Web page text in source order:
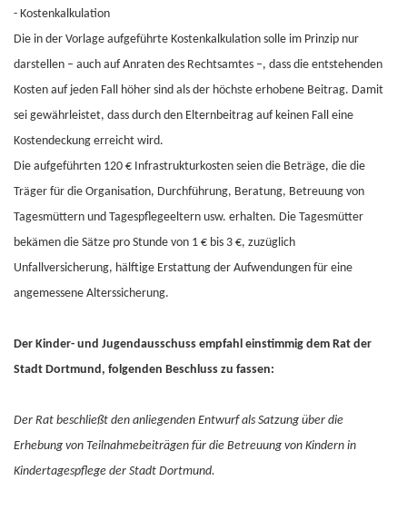
- Kostenkalkulation
Die in der Vorlage aufgeführte Kostenkalkulation solle im Prinzip nur
darstellen – auch auf Anraten des Rechtsamtes –, dass die entstehenden
Kosten auf jeden Fall höher sind als der höchste erhobene Beitrag. Damit
sei gewährleistet, dass durch den Elternbeitrag auf keinen Fall eine
Kostendeckung erreicht wird.
Die aufgeführten 120 € Infrastrukturkosten seien die Beträge, die die
Träger für die Organisation, Durchführung, Beratung, Betreuung von
Tagesmüttern und Tagespflegeeltern usw. erhalten. Die Tagesmütter
bekämen die Sätze pro Stunde von 1 € bis 3 €, zuzüglich
Unfallversicherung, hälftige Erstattung der Aufwendungen für eine
angemessene Alterssicherung.
Der Kinder- und Jugendausschuss empfahl einstimmig dem Rat der
Stadt Dortmund, folgenden Beschluss zu fassen:
Der Rat beschließt den anliegenden Entwurf als Satzung über die
Erhebung von Teilnahmebeiträgen für die Betreuung von Kindern in
Kindertagespflege der Stadt Dortmund.